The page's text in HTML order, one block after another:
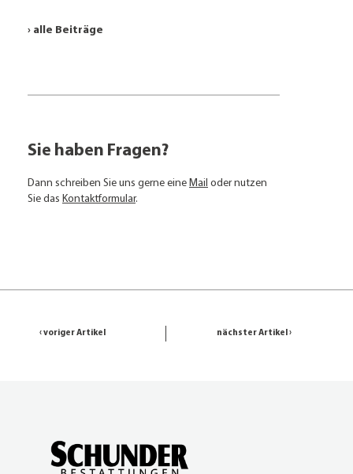
› alle Beiträge
Sie haben Fragen?
Dann schreiben Sie uns gerne eine Mail oder nutzen
Sie das Kontaktformular.
‹ voriger Artikel nächster Artikel ›